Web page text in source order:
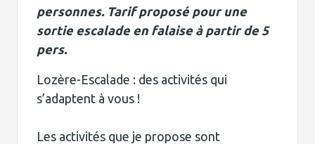
personnes. Tarif proposé pour une
sortie escalade en falaise à partir de 5
pers.
Lozère-Escalade : des activités qui
s’adaptent à vous !
Les activités que je propose sont